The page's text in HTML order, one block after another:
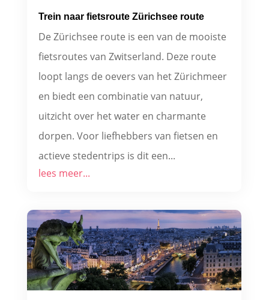
Trein naar fietsroute Zürichsee route
De Zürichsee route is een van de mooiste
fietsroutes van Zwitserland. Deze route
loopt langs de oevers van het Zürichmeer
en biedt een combinatie van natuur,
uitzicht over het water en charmante
dorpen. Voor liefhebbers van fietsen en
actieve stedentrips is dit een...
lees meer...